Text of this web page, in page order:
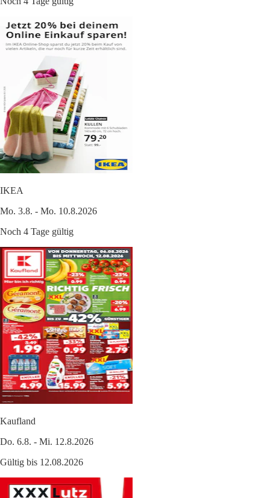
IKEA
Mo. 3.8. - Mo. 10.8.2026
Noch 4 Tage gültig
Kaufland
Do. 6.8. - Mi. 12.8.2026
Gültig bis 12.08.2026